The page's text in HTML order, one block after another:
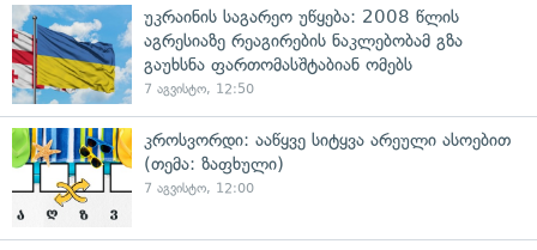
უკრაინის საგარეო უწყება: 2008 წლის
აგრესიაზე რეაგირების ნაკლებობამ გზა
გაუხსნა ფართომასშტაბიან ომებს
7 აგვისტო, 12:50
კროსვორდი: ააწყვე სიტყვა არეული ასოებით
(თემა: ზაფხული)
7 აგვისტო, 12:00